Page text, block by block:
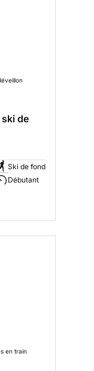
ski de
Ski de fond
Débutant
en train